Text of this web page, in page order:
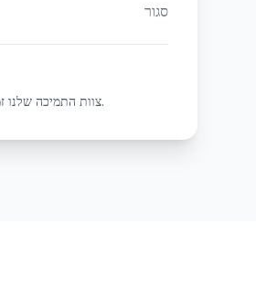
סגור
צוות התמיכה שלנו זמין מסביב לשעון באמצעות דוא"ל וצ'אט לבעיות דחופות.